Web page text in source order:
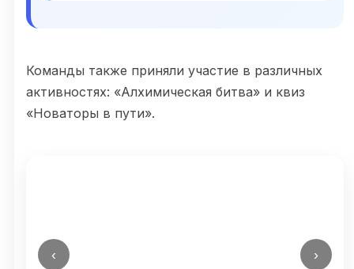
Команды также приняли участие в различных
активностях: «Алхимическая битва» и квиз
«Новаторы в пути».
‹ ›